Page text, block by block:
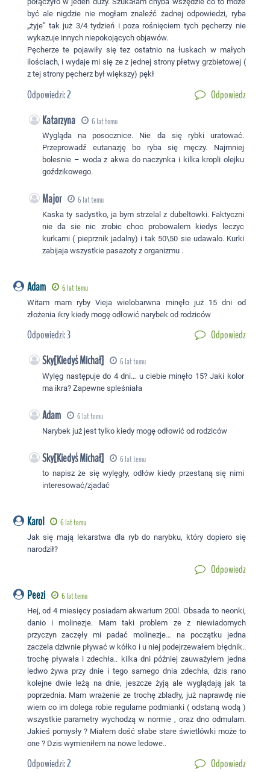
być ale nigdzie nie mogłam znaleźć żadnej odpowiedzi, ryba
„żyje” tak już 3/4 tydzień i poza rośnięciem tych pęcherzy nie
wykazuje innych niepokojących objawów.
Pęcherze te pojawiły się tez ostatnio na łuskach w małych
ilościach, i wydaje mi się ze z jednej strony płetwy grzbietowej (
z tej strony pęcherz był większy) pękł
Odpowiedzi:2 Odpowiedz
Katarzyna 6 lat temu
Wygląda na posocznice. Nie da się rybki uratować.
Przeprowadź eutanazję bo ryba się męczy. Najmniej
bolesnie – woda z akwa do naczynka i kilka kropli olejku
goździkowego.
Major 6 lat temu
Kaska ty sadystko, ja bym strzelal z dubeltowki. Faktyczni
nie da sie nic zrobic choc probowalem kiedys leczyc
kurkami ( pieprznik jadalny) i tak 50\50 sie udawalo. Kurki
zabijaja wszystkie pasazoty z organizmu .
Adam 6 lat temu
Witam mam ryby Vieja wielobarwna minęło już 15 dni od
złożenia ikry kiedy mogę odłowić narybek od rodziców
Odpowiedzi:3 Odpowiedz
Sky[Kiedyś Michał] 6 lat temu
Wylęg następuje do 4 dni… u ciebie minęło 15? Jaki kolor
ma ikra? Zapewne spleśniała
Adam 6 lat temu
Narybek już jest tylko kiedy mogę odłowić od rodziców
Sky[Kiedyś Michał] 6 lat temu
to napisz że się wylęgły, odłów kiedy przestaną się nimi
interesować/zjadać
Karol 6 lat temu
Jak się mają lekarstwa dla ryb do narybku, który dopiero się
narodził?
Odpowiedz
Peezi 6 lat temu
Hej, od 4 miesięcy posiadam akwarium 200l. Obsada to neonki,
danio i molinezje. Mam taki problem ze z niewiadomych
przyczyn zaczęły mi padać molinezje… na początku jedna
zaczela dziwnie pływać w kółko i u niej podejrzewałem błędnik..
trochę pływała i zdechła.. kilka dni później zauważyłem jedna
ledwo żywa przy dnie i tego samego dnia zdechła, dzis rano
kolejne dwie leżą na dnie, jeszcze żyją ale wyglądają jak ta
poprzednia. Mam wrażenie ze trochę zbladły, już naprawdę nie
wiem co im dolega robie regularne podmianki ( odstaną wodą )
wszystkie parametry wychodzą w normie , oraz dno odmulam.
Jakieś pomysły ? Miałem dość słabe stare świetlówki może to
one ? Dzis wymieniłem na nowe ledowe..
Odpowiedzi:2 Odpowiedz